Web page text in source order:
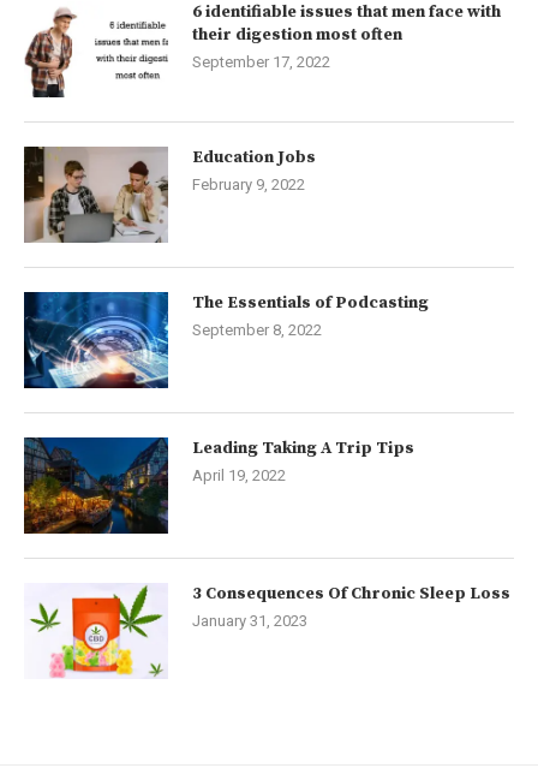
6 identifiable issues that men face with
their digestion most often
September 17, 2022
Education Jobs
February 9, 2022
The Essentials of Podcasting
September 8, 2022
Leading Taking A Trip Tips
April 19, 2022
3 Consequences Of Chronic Sleep Loss
January 31, 2023